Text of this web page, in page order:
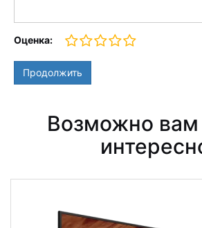
Оценка:
Продолжить
Возможно вам